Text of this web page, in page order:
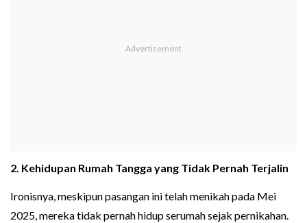
2. Kehidupan Rumah Tangga yang Tidak Pernah Terjalin
Ironisnya, meskipun pasangan ini telah menikah pada Mei
2025, mereka tidak pernah hidup serumah sejak pernikahan.